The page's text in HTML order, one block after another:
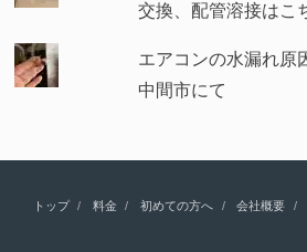
交換、配管溶接はこ
エアコンの水漏れ原
中間市にて
トップ 料金 初めての方へ 会社概要